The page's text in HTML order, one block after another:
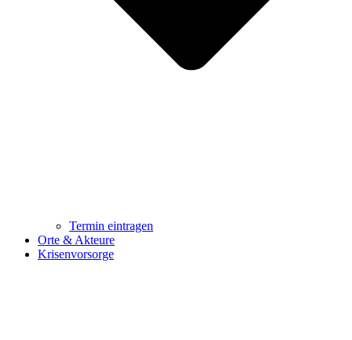
Termin eintragen
Orte & Akteure
Krisenvorsorge